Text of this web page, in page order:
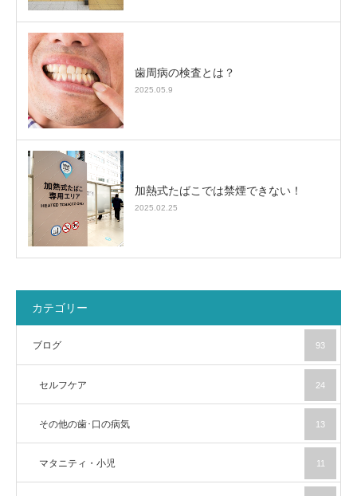
歯周病の検査とは？
2025.05.9
加熱式たばこでは禁煙できない！
2025.02.25
カテゴリー
ブログ 93
セルフケア 24
その他の歯･口の病気 13
マタニティ・小児 11